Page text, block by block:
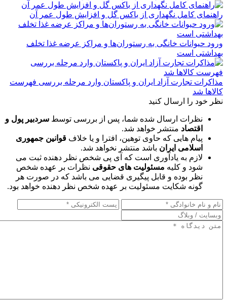
راهنمای کامل نگهداری از باکس گل و افزایش طول عمر آن
ورود حیوانات خانگی به رستوران‌ها و مراکز عرضه غذا تخلف
بهداشتی است
مذاکرات تجارت آزاد ایران و پاکستان وارد مرحله بررسی فهرست
کالاها شد
نظر خود را ارسال کنید
نظرات ارسال شده شما، پس از بررسی توسط سردبیر پول و
اقتصاد منتشر خواهد شد.
پیام هایی که حاوی توهین، افترا و یا خلاف قوانین جمهوری
اسلامی ایران باشد منتشر نخواهد شد.
لازم به یادآوری است که آی پی شخص نظر دهنده ثبت می
شود و کلیه مسئولیت های حقوقی نظرات بر عهده شخص
نظر بوده و قابل پیگیری قضایی می باشد که در صورت هر
گونه شکایت مسئولیت بر عهده شخص نظر دهنده خواهد بود.